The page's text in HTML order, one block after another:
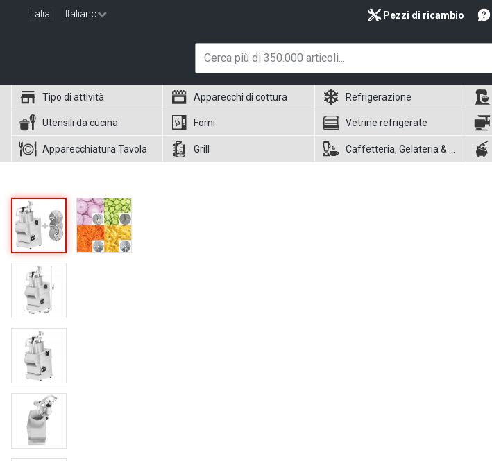
Italia Italiano Pezzi di ricambio
Tipo di attività Apparecchi di cottura Refrigerazione
Utensili da cucina Forni Vetrine refrigerate
Apparecchiatura Tavola Grill